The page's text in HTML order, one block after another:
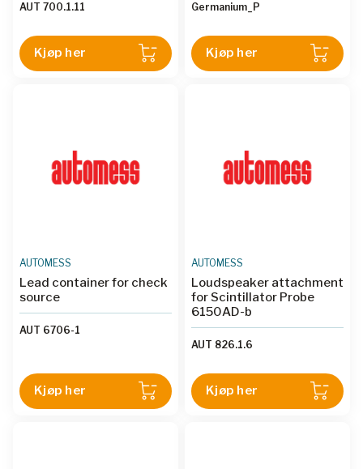
AUT 700.1.11
Kjøp her
Germanium_P
Kjøp her
AUTOMESS
Lead container for check
source
AUT 6706-1
Kjøp her
AUTOMESS
Loudspeaker attachment
for Scintillator Probe
6150AD-b
AUT 826.1.6
Kjøp her